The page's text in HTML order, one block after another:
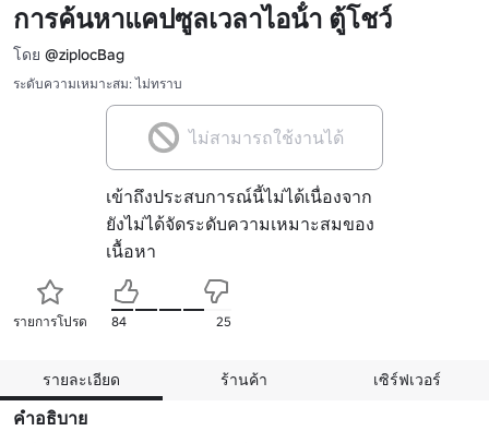
การค้นหาแคปซูลเวลาไอน้ํา ตู้โชว์
โดย @ziplocBag
ระดับความเหมาะสม: ไม่ทราบ
ไม่สามารถใช้งานได้
เข้าถึงประสบการณ์นี้ไม่ได้เนื่องจาก
ยังไม่ได้จัดระดับความเหมาะสมของ
เนื้อหา
รายการโปรด 84 25
รายละเอียด ร้านค้า เซิร์ฟเวอร์
คำอธิบาย